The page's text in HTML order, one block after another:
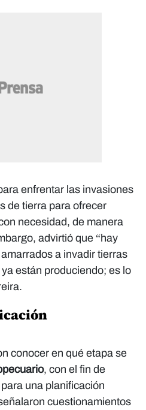
jurídica se ha
por años; es hora
enfrentar las invasiones
de tierra para ofrecer
necesidad, de manera
advirtió que “hay
a invadir tierras
están produciendo; es lo
conocer en qué etapa se
, con el fin de
una planificación
cuestionamientos
riesgoso y debe
Gobierno con una